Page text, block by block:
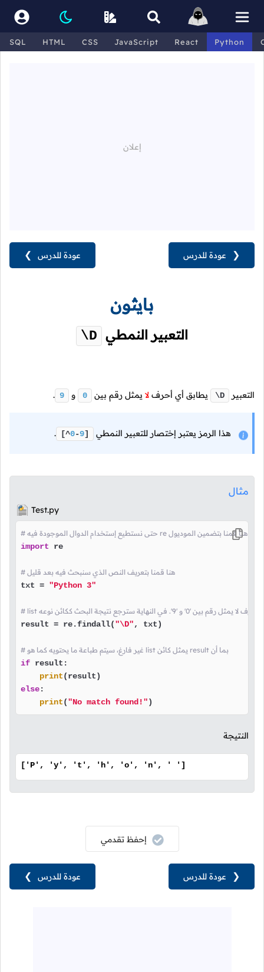
SQL HTML CSS JavaScript React Python
عودة للدرس ❯ ❮ عودة للدرس
بايثون
التعبير النمطي \D
التعبير \D يطابق أي أحرف لا يمثل رقم بين 0 و 9
.
هذا الرمز يعتبر إختصار للتعبير النمطي [^0-9]
.
مثال
Test.py
# حتى نستطيع إستخدام الدوال الموجودة فيه re هنا قمنا بتضمين الموديول
import re
# هنا قمنا بتعريف النص الذي سنبحث فيه بعد قليل
txt = "Python 3"
result = re.findall("\D", txt)
# غير فارغ، سيتم طباعة ما يحتويه كما هو list يمثل كائن result بما أن
if result:
print
else:
print("No match found!")
النتيجة
['P', 'y', 't', 'h', 'o', 'n', ' ']
عودة للدرس ❯
إحفظ تقدمي
❮ عودة للدرس